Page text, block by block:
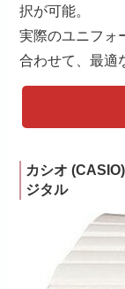
択が可能。
実際のユニフォ
合わせて、最適
カシオ
ジタル